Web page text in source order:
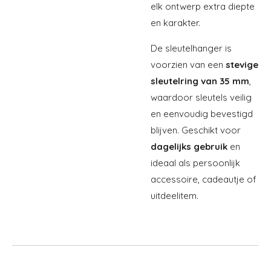
elk ontwerp extra diepte
en karakter.
De sleutelhanger is
voorzien van een stevige
sleutelring van 35 mm,
waardoor sleutels veilig
en eenvoudig bevestigd
blijven. Geschikt voor
dagelijks gebruik en
ideaal als persoonlijk
accessoire, cadeautje of
uitdeelitem.